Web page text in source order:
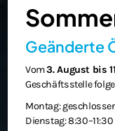
Geänderte
Vom3. August bis
Geschäftsstelle
Montag:
Dienstag: